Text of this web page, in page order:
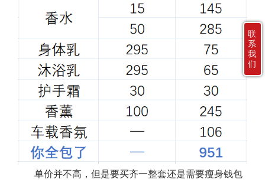
单价并不高，但是要买齐一整套还是需要瘦身钱包
联
系
我
们